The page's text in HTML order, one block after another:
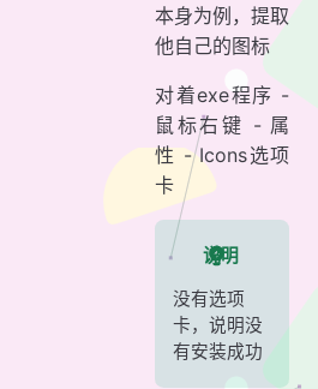
本身为例，提取
他自己的图标
对着exe程序 -
鼠标右键 - 属
性 - Icons选项
卡
说明
没有选项
卡，说明没
有安装成功